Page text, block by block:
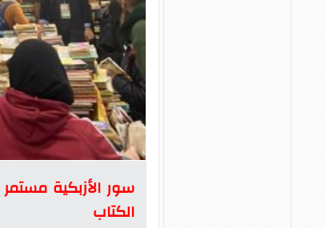
سور الأزبكية
الكتاب